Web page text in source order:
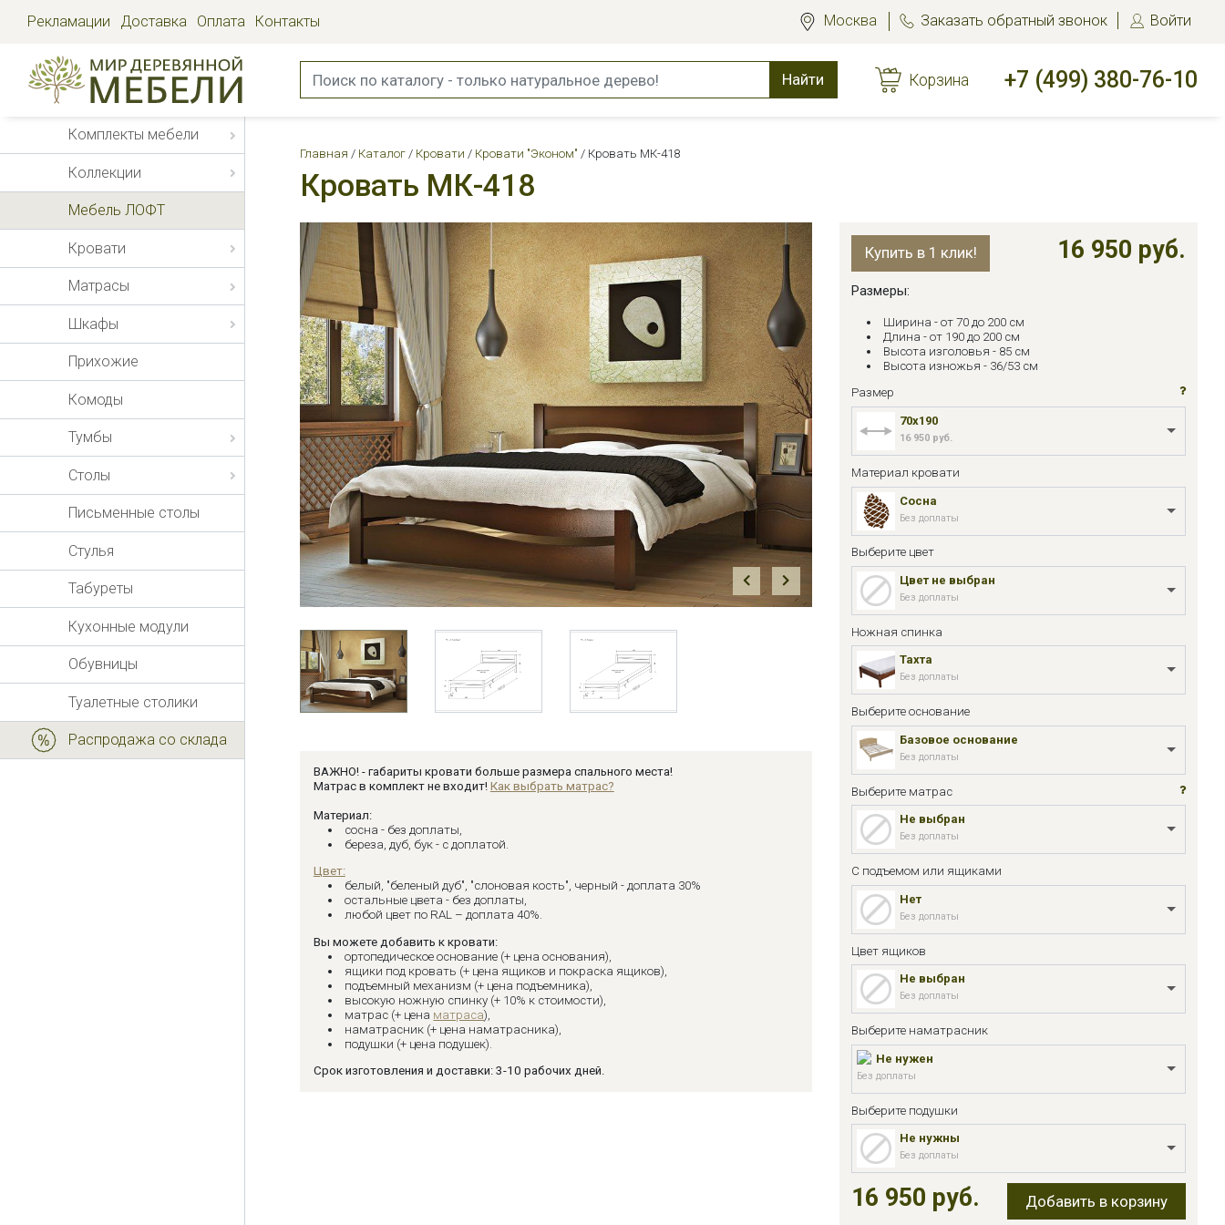
Рекламации Доставка Оплата Контакты Москва Заказать обратный звонок Войти
Найти Корзина +7 (499) 380-76-10
Комплекты мебели
Коллекции
Мебель ЛОФТ
Кровати
Матрасы
Шкафы
Прихожие
Комоды
Тумбы
Столы
Письменные столы
Стулья
Табуреты
Кухонные модули
Обувницы
Туалетные столики
Распродажа со склада
Главная Каталог Кровати Кровати "Эконом" Кровать МК-418
Кровать МК-418
Prev Next
ВАЖНО! - габариты кровати больше размера спального места!
Матрас в комплект не входит! Как выбрать матрас?
Материал:
сосна - без доплаты,
береза, дуб, бук - с доплатой.
Цвет:
белый, "беленый дуб", "слоновая кость", черный - доплата 30%
остальные цвета - без доплаты,
любой цвет по RAL – доплата 40%.
Вы можете добавить к кровати:
ортопедическое основание (+ цена основания),
ящики под кровать (+ цена ящиков и покраска ящиков),
подъемный механизм (+ цена подъемника),
высокую ножную спинку (+ 10% к стоимости),
матрас (+ цена матраса),
наматрасник (+ цена наматрасника),
подушки (+ цена подушек).
Срок изготовления и доставки: 3-10 рабочих дней.
Купить в 1 клик! 16 950 руб.
Размеры:
Ширина - от 70 до 200 см
Длина - от 190 до 200 см
Высота изголовья - 85 см
Высота изножья - 36/53 см
Размер
70x190
16 950 руб.
Материал кровати
Сосна
Без доплаты
Выберите цвет
Цвет не выбран
Без доплаты
Ножная спинка
Тахта
Без доплаты
Выберите основание
Базовое основание
Без доплаты
Выберите матрас
Не выбран
Без доплаты
С подъемом или ящиками
Нет
Без доплаты
Цвет ящиков
Не выбран
Без доплаты
Выберите наматрасник
Не нужен
Без доплаты
Выберите подушки
Не нужны
Без доплаты
16 950 руб. Добавить в корзину